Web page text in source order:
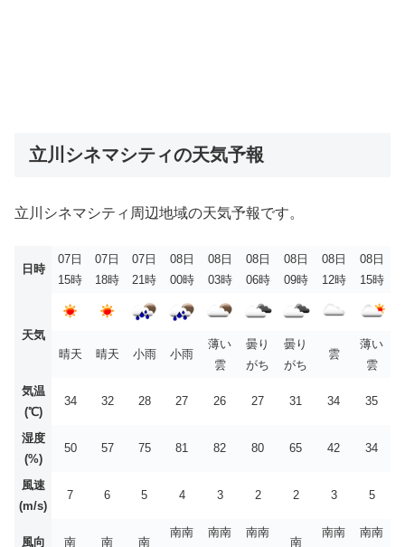
立川シネマシティの天気予報
立川シネマシティ周辺地域の天気予報です。
日時
07日
15時
07日
18時
07日
21時
08日
00時
08日
03時
08日
06時
08日
09時
08日
12時
08日
15時
天気
晴天
晴天 小雨 小雨
薄い
雲
曇り
がち
曇り
がち
雲
薄い
雲
気温
(℃)
34 32 28 27 26 27 31 34 35
湿度
(%)
50 57 75 81 82 80 65 42 34
風速
(m/s)
7 6 5 4 3 2 2 3 5
風向 南 南 南
南南
南南
南南
南
南南
南南